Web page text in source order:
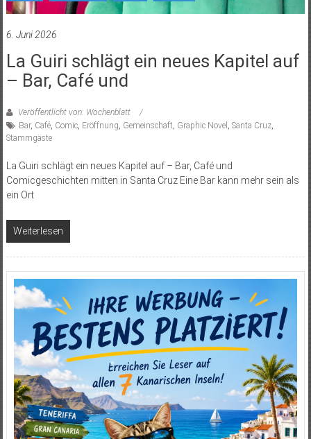
6. Juni 2026
La Guiri schlägt ein neues Kapitel auf
– Bar, Café und
Veröffentlicht von: Wochenblatt
Bar, Café, Comic, Eröffnung Gemeinschaft Graphic Novel Santa Cruz,
Stammgäste
La Guiri schlägt ein neues Kapitel auf – Bar, Café und
Comicgeschichten mitten in Santa Cruz Eine Bar kann mehr sein als
ein Ort
Weiterlesen